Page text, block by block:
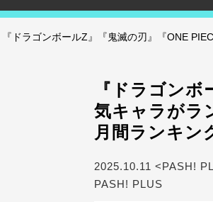
『ドラゴンボールZ』『鬼滅の刃』『ONE
『ドラゴン
気キャラがラ
月間ランキン
2025.10.11 <PASH!
PASH! PLUS